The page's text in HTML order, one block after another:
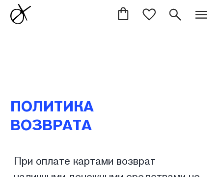
При оплате картами возврат
наличными денежными средствами не
международных платежных систем.